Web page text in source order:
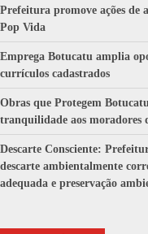
Prefeitura promove ações
Pop Vida
Emprega Botucatu amplia
currículos cadastrados
Obras que Protegem
tranquilidade aos moradores
Descarte Consciente:
descarte ambientalmente
adequada e preservação